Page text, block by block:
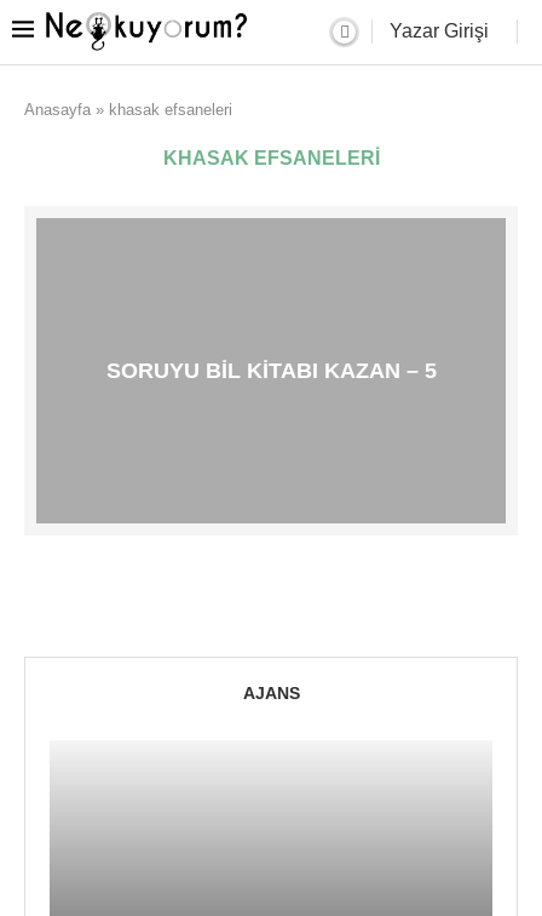
Yazar Girişi
Anasayfa » khasak efsaneleri
KHASAK EFSANELERI
SORUYU BIL KITABI KAZAN – 5
AJANS